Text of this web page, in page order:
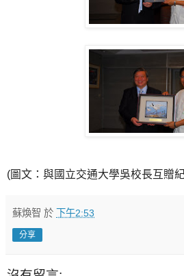
(圖文：與國立交通大學吳校長互贈
蘇煥智 於 下午2:53
分享